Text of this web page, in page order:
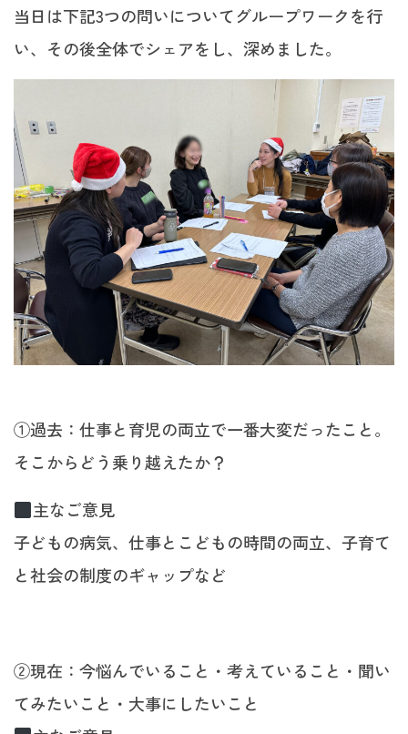
当日は下記3つの問いについてグループワークを行
い、その後全体でシェアをし、深めました。
①過去：仕事と育児の両立で一番大変だったこと。
そこからどう乗り越えたか？
主なご意見
子どもの病気、仕事とこどもの時間の両立、子育て
と社会の制度のギャップなど
②現在：今悩んでいること・考えていること・聞い
てみたいこと・大事にしたいこと